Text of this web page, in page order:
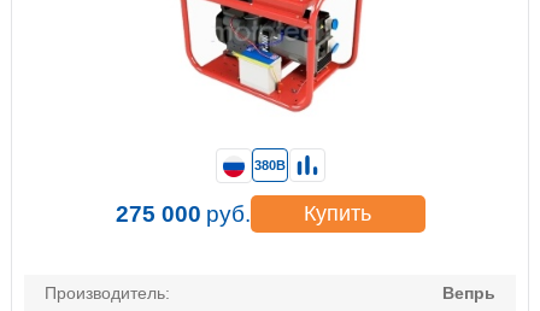
Производитель:
Вепрь
380В
275 000 руб. Купить